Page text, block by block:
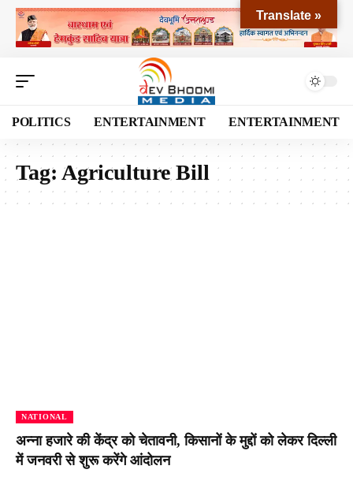
POLITICS ENTERTAINMENT ENTERTAINMENT
Tag: Agriculture Bill
NATIONAL
अन्ना हजारे की केंद्र को चेतावनी, किसानों के मुद्दों को लेकर दिल्ली
में जनवरी से शुरू करेंगे आंदोलन
Translate »